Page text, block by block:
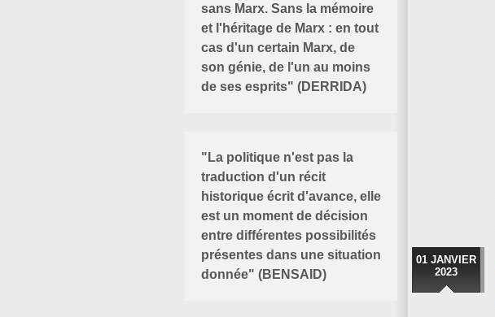
sans Marx. Sans la mémoire
et l'héritage de Marx : en tout
cas d'un certain Marx, de
son génie, de l'un au moins
de ses esprits" (DERRIDA)
"La politique n'est pas la
traduction d'un récit
historique écrit d'avance, elle
est un moment de décision
entre différentes possibilités
présentes dans une situation
donnée" (BENSAID)
01 JANVIER
2023